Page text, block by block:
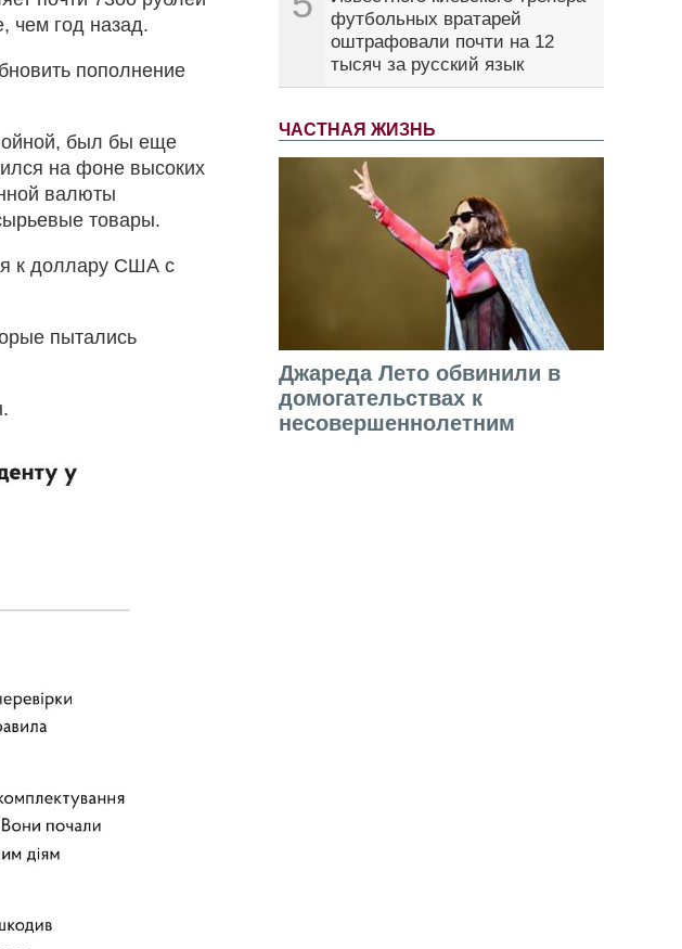
футбольных вратарей
оштрафовали почти на 12
тысяч за русский язык
ЧАСТНАЯ ЖИЗНЬ
Джареда Лето обвинили в
домогательствах к
несовершеннолетним
чем год назад.
пополнение
был бы еще
на фоне высоких
валюты
товары.
к доллару США с
пытались